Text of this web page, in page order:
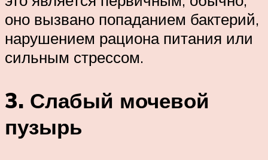
оно вызвано попаданием бактерий,
нарушением рациона питания или
сильным стрессом.
3. Слабый мочевой
пузырь